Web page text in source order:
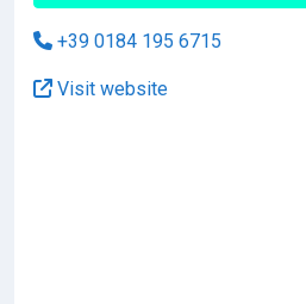
+39 0184 195 6715
Visit website